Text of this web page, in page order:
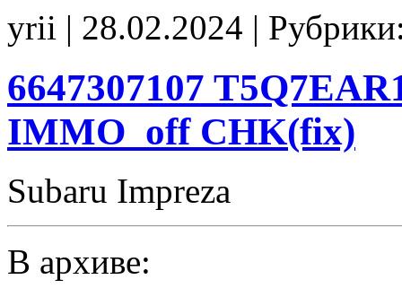
E2
CHK(fix)
yrii | 28.02.2024 |
6647307107
IMMO_off CHK(fix)
Subaru Impreza
В архиве: